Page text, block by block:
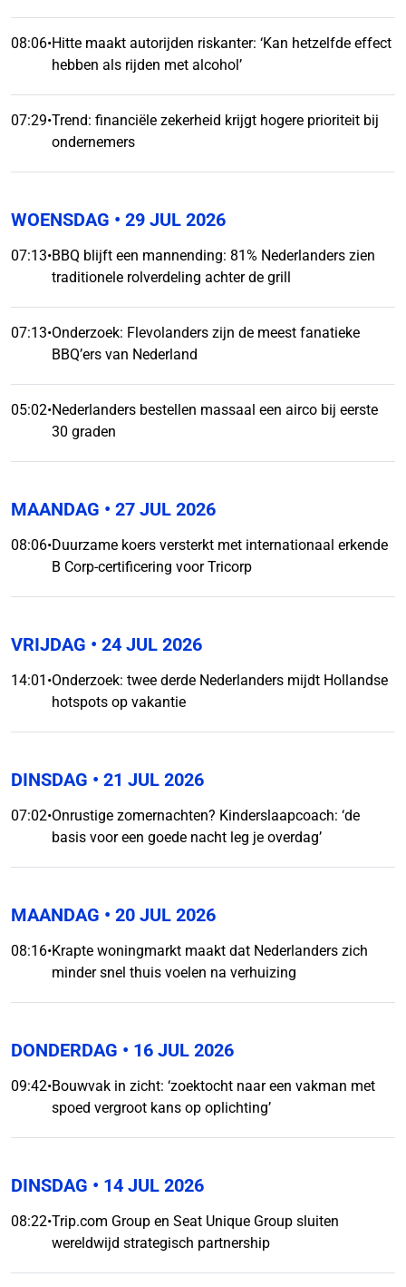
08:06•Hitte maakt autorijden riskanter: ‘Kan hetzelfde effect
hebben als rijden met alcohol’
07:29•Trend: financiële zekerheid krijgt hogere prioriteit bij
ondernemers
WOENSDAG • 29 JUL 2026
07:13•BBQ blijft een mannending: 81% Nederlanders zien
traditionele rolverdeling achter de grill
07:13•Onderzoek: Flevolanders zijn de meest fanatieke
BBQ’ers van Nederland
05:02•Nederlanders bestellen massaal een airco bij eerste
30 graden
MAANDAG • 27 JUL 2026
08:06•Duurzame koers versterkt met internationaal erkende
B Corp-certificering voor Tricorp
VRIJDAG • 24 JUL 2026
14:01 •Onderzoek: twee derde Nederlanders mijdt Hollandse
hotspots op vakantie
DINSDAG • 21 JUL 2026
07:02•Onrustige zomernachten? Kinderslaapcoach: ‘de
basis voor een goede nacht leg je overdag’
MAANDAG • 20 JUL 2026
08:16•Krapte woningmarkt maakt dat Nederlanders zich
minder snel thuis voelen na verhuizing
DONDERDAG • 16 JUL 2026
09:42•Bouwvak in zicht: ‘zoektocht naar een vakman met
spoed vergroot kans op oplichting’
DINSDAG • 14 JUL 2026
08:22•Trip.com Group en Seat Unique Group sluiten
wereldwijd strategisch partnership